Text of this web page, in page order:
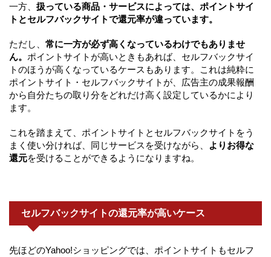
一方、 扱っている商品・サービスによっては、ポイントサイ
トとセルフバックサイトで還元率が違っています。
ただし、 常に一方が必ず高くなっているわけでもありませ
ん。 ポイントサイトが高いときもあれば、セルフバックサイ
トのほうが高くなっているケースもあります。これは純粋に
ポイントサイト・セルフバックサイトが、広告主の成果報酬
から自分たちの取り分をどれだけ高く設定しているかにより
ます。
これを踏まえて、ポイントサイトとセルフバックサイトをう
まく使い分ければ、同じサービスを受けながら、
よりお得な
還元を受けることができるようになりますね。
セルフバックサイトの還元率が高いケース
先ほどのYahoo!ショッピングでは、ポイントサイトもセルフ